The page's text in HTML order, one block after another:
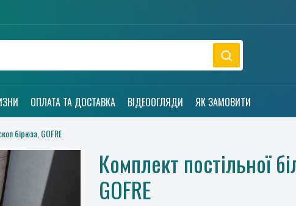
ОПЛАТА ТА ДОСТАВКА ВІДЕООГЛЯДИ ЯК ЗАМОВИТИ
бірюза, GOFRE
Комплект постільної
GOFRE